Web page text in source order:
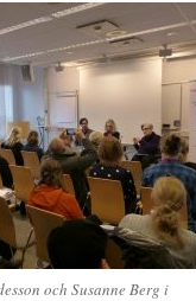
och Susanne Berg i